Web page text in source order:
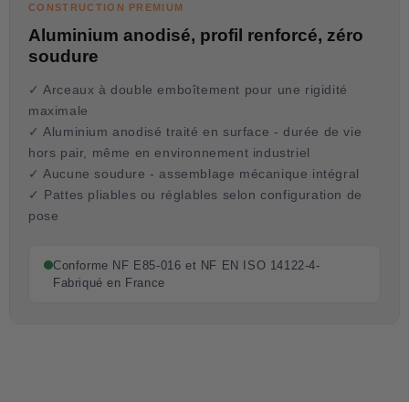
CONSTRUCTION PREMIUM
Aluminium anodisé, profil renforcé, zéro
soudure
✓ Arceaux à double emboîtement pour une rigidité
maximale
✓ Aluminium anodisé traité en surface - durée de vie
hors pair, même en environnement industriel
✓ Aucune soudure - assemblage mécanique intégral
✓ Pattes pliables ou réglables selon configuration de
pose
Conforme NF E85-016 et NF EN ISO 14122-4-
Fabriqué en France